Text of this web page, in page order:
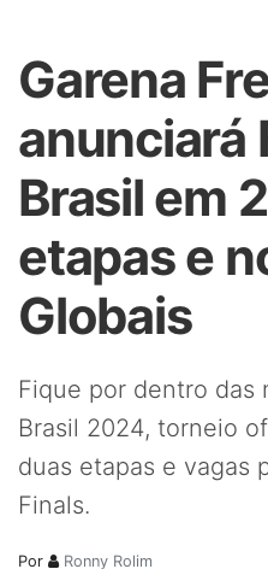
Garena
anunciará
Brasil em
etapas e
Globais
Fique por dentro das
Brasil 2024, torneio
duas etapas e vagas
Finals.
Por
Ronny Rolim